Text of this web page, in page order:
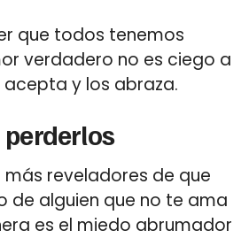
que todos tenemos
verdadero no es ciego a
acepta y los abraza.
perderlos
más reveladores de que
de alguien que no te ama
es el miedo abrumador